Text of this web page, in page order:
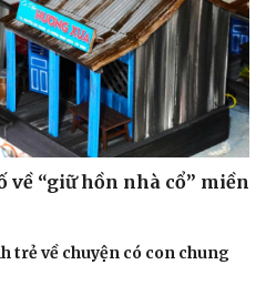
về “giữ hồn nhà cổ” miền
trẻ về chuyện có con chung